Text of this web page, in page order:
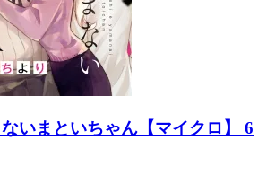
いまといちゃん【マイクロ】 6